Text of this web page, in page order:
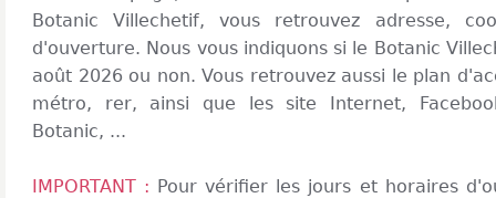
Botanic Villechetif, vous retrouvez adresse,
d'ouverture. Nous vous indiquons si le Botanic
août 2026 ou non. Vous retrouvez aussi le plan
métro, rer, ainsi que les site Internet,
Botanic, ...
IMPORTANT : Pour vérifier les jours et horaires